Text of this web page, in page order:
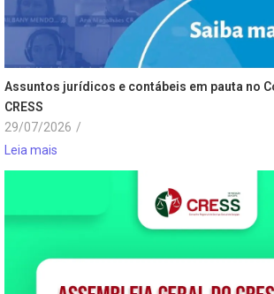
Assuntos jurídicos e contábeis em pauta no
CRESS
29/07/2026 /
Leia mais